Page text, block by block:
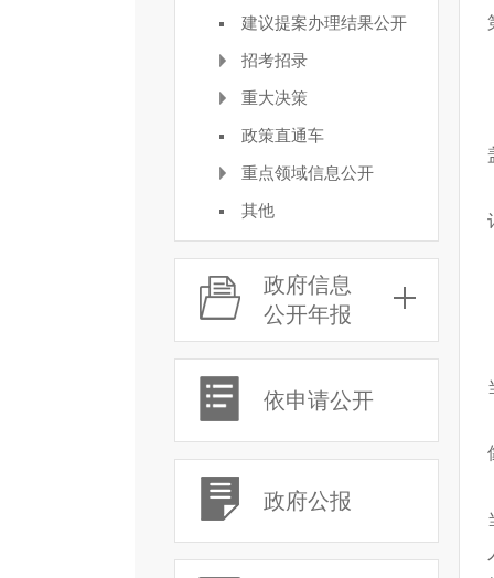
建议提案办理结果公开
招考招录
重大决策
政策直通车
重点领域信息公开
其他
政府信息
公开年报
依申请公开
政府公报